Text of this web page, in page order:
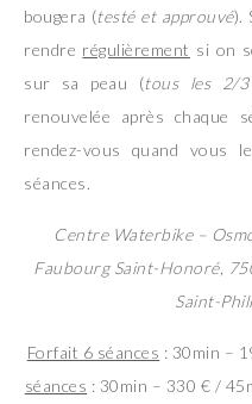
bougera (testé et approuvé).
rendre régulièrement si on
sur sa peau (tous les 2/3
renouvelée après chaque
rendez-vous quand vous
séances.
Centre Waterbike –
Faubourg Saint-Honoré,
Saint-
Forfait 6 séances : 30min –
séances : 30min – 330 € /